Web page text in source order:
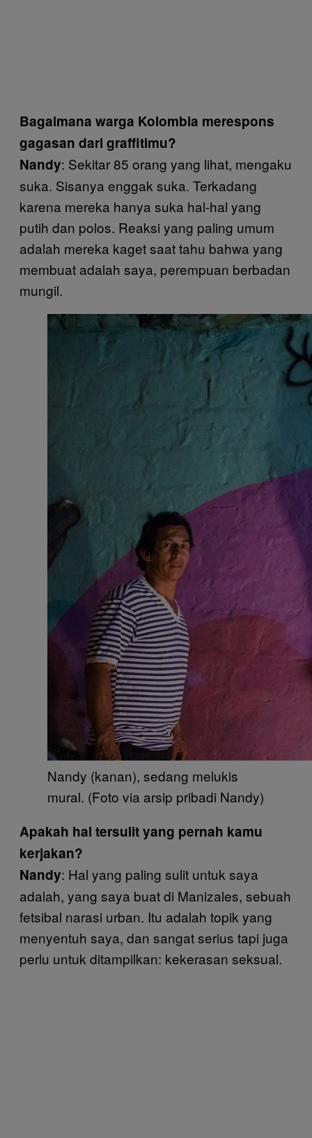
Bagaimana warga Kolombia merespons
gagasan dari graffitimu?
Nandy: Sekitar 85 orang yang lihat, mengaku
suka. Sisanya enggak suka. Terkadang
karena mereka hanya suka hal-hal yang
putih dan polos. Reaksi yang paling umum
adalah mereka kaget saat tahu bahwa yang
membuat adalah saya, perempuan berbadan
mungil.
Nandy (kanan), sedang melukis
mural. (Foto via arsip pribadi Nandy)
Apakah hal tersulit yang pernah kamu
kerjakan?
Nandy: Hal yang paling sulit untuk saya
adalah, yang saya buat di Manizales, sebuah
fetsibal narasi urban. Itu adalah topik yang
menyentuh saya, dan sangat serius tapi juga
perlu untuk ditampilkan: kekerasan seksual.